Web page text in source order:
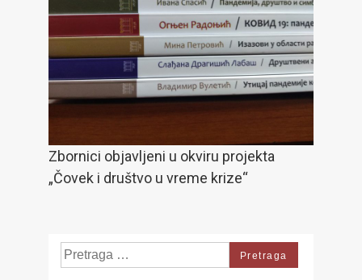
Zbornici objavljeni u okviru projekta
„Čovek i društvo u vreme krize“
Search
for: